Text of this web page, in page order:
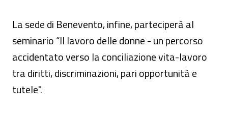
La sede di Benevento, infine, parteciperà al
seminario “Il lavoro delle donne - un percorso
accidentato verso la conciliazione vita-lavoro
tra diritti, discriminazioni, pari opportunità e
tutele".